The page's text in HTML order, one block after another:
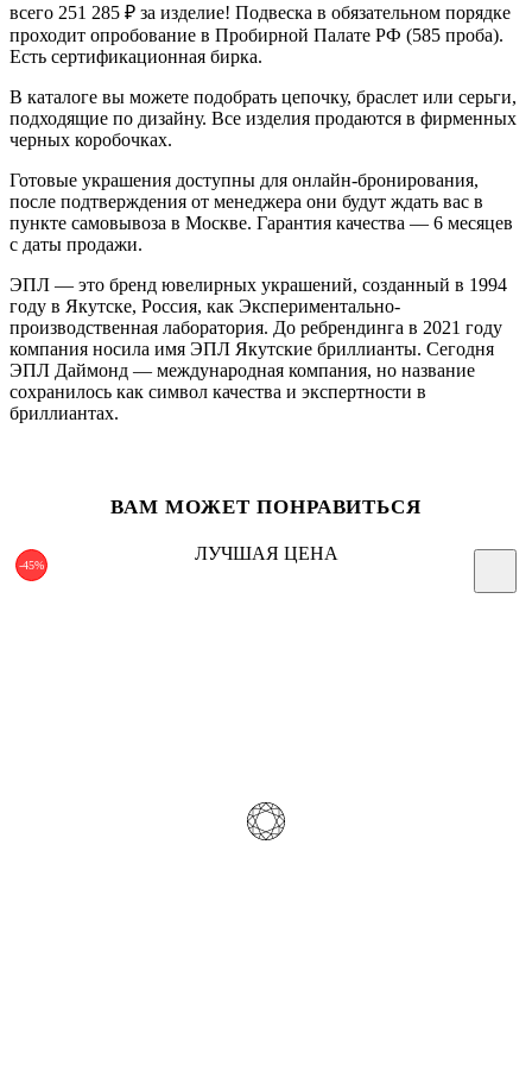
всего 251 285 ₽ за изделие! Подвеска в обязательном порядке
проходит опробование в Пробирной Палате РФ (585 проба).
Есть сертификационная бирка.
В каталоге вы можете подобрать цепочку, браслет или серьги,
подходящие по дизайну. Все изделия продаются в фирменных
черных коробочках.
Готовые украшения доступны для онлайн-бронирования,
после подтверждения от менеджера они будут ждать вас в
пункте самовывоза в Москве. Гарантия качества — 6 месяцев
с даты продажи.
ЭПЛ — это бренд ювелирных украшений, созданный в 1994
году в Якутске, Россия, как Экспериментально-
производственная лаборатория. До ребрендинга в 2021 году
компания носила имя ЭПЛ Якутские бриллианты. Сегодня
ЭПЛ Даймонд — международная компания, но название
сохранилось как символ качества и экспертности в
бриллиантах.
ВАМ МОЖЕТ ПОНРАВИТЬСЯ
-45%
ЛУЧШАЯ ЦЕНА